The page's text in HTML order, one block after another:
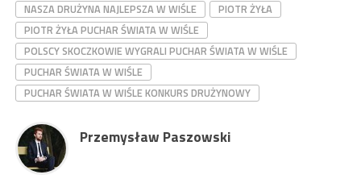
NASZA DRUŻYNA NAJLEPSZA W WIŚLE
PIOTR ŻYŁA
PIOTR ŻYŁA PUCHAR ŚWIATA W WIŚLE
POLSCY SKOCZKOWIE WYGRALI PUCHAR ŚWIATA W WIŚLE
PUCHAR ŚWIATA W WIŚLE
PUCHAR ŚWIATA W WIŚLE KONKURS DRUŻYNOWY
Przemysław Paszowski